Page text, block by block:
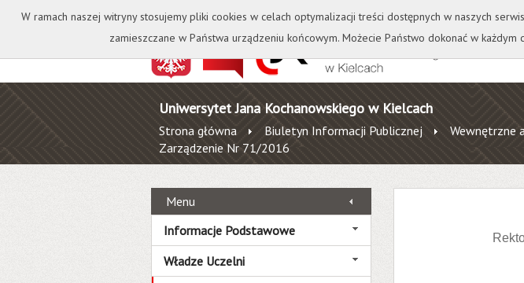
Kontakt Biblioteka Wydawnictwo Wirtualna
Uniwersytet Jana Kochanowskiego w Kielcach
Strona główna Biuletyn Informacji Publicznej Wewnętrzne
Zarządzenie Nr 71/2016
Menu
Informacje Podstawowe
Władze Uczelni
W ramach naszej witryny stosujemy pliki cookies w celach optymalizacji treści dostępnych w naszych
zamieszczane w Państwa urządzeniu końcowym. Możecie Państwo dokonać w